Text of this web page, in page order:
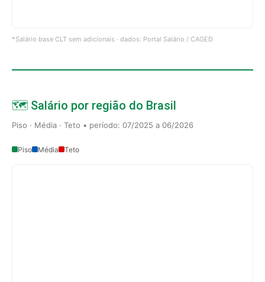
*Salário base CLT sem adicionais · dados: Portal Salário / CAGED
🗺️ Salário por região do Brasil
Piso · Média · Teto • período: 07/2025 a 06/2026
Piso Média Teto